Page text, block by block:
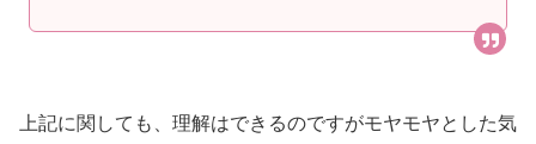
上記に関しても、理解はできるのですがモヤモヤとした気